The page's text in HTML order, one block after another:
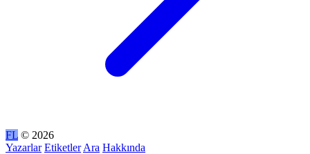
FL © 2026
Yazarlar Etiketler Ara Hakkında